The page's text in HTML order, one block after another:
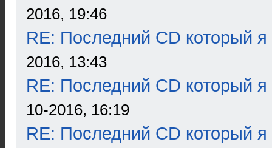
2016, 19:46
RE: Последний CD который я
2016, 13:43
RE: Последний CD который я
10-2016, 16:19
RE: Последний CD который я